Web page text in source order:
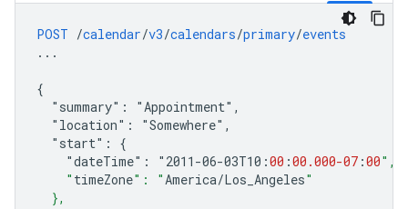
POST /calendar/v3/calendars/primary/events
...
{
"summary":
"Appointment",
"location":
"Somewhere",
"start":
{
"dateTime":
"2011-06-03T10 :00 :00.000-07 :00",
    "
timeZone": "America/Los_Angeles"
  },